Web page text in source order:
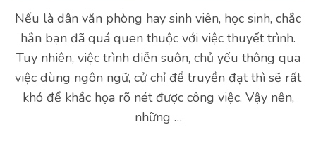
Nếu là dân văn phòng hay sinh viên, học sinh, chắc
hẳn bạn đã quá quen thuộc với việc thuyết trình.
Tuy nhiên, việc trình diễn suôn, chủ yếu thông qua
việc dùng ngôn ngữ, cử chỉ để truyền đạt thì sẽ rất
khó để khắc họa rõ nét được công việc. Vậy nên,
những …